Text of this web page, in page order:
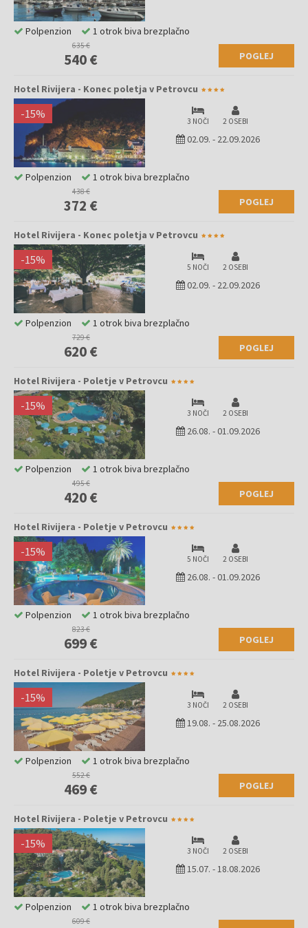
635 €
540 € POGLEJ
Polpenzion 1 otrok biva brezplačno
Hotel Rivijera - Konec poletja v Petrovcu
-15% 3 NOČI 2 OSEBI
02.09. - 22.09.2026
438 €
372 € POGLEJ
Polpenzion 1 otrok biva brezplačno
Hotel Rivijera - Konec poletja v Petrovcu
-15% 5 NOČI 2 OSEBI
02.09. - 22.09.2026
729 €
620 € POGLEJ
Polpenzion 1 otrok biva brezplačno
Hotel Rivijera - Poletje v Petrovcu
-15% 3 NOČI 2 OSEBI
26.08. -01.09.2026
495 €
420 € POGLEJ
Polpenzion 1 otrok biva brezplačno
Hotel Rivijera - Poletje v Petrovcu
-15% 5 NOČI 2 OSEBI
26.08. -01.09.2026
823 €
699 € POGLEJ
Polpenzion 1 otrok biva brezplačno
Hotel Rivijera - Poletje v Petrovcu
-15% 3 NOČI 2 OSEBI
19.08. - 25.08.2026
552 €
469 € POGLEJ
Polpenzion 1 otrok biva brezplačno
Hotel Rivijera - Poletje v Petrovcu
-15% 3 NOČI 2 OSEBI
15.07. -18.08.2026
609 €
Polpenzion 1 otrok biva brezplačno